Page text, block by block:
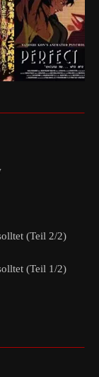
(Teil 2/2)
(Teil 1/2)